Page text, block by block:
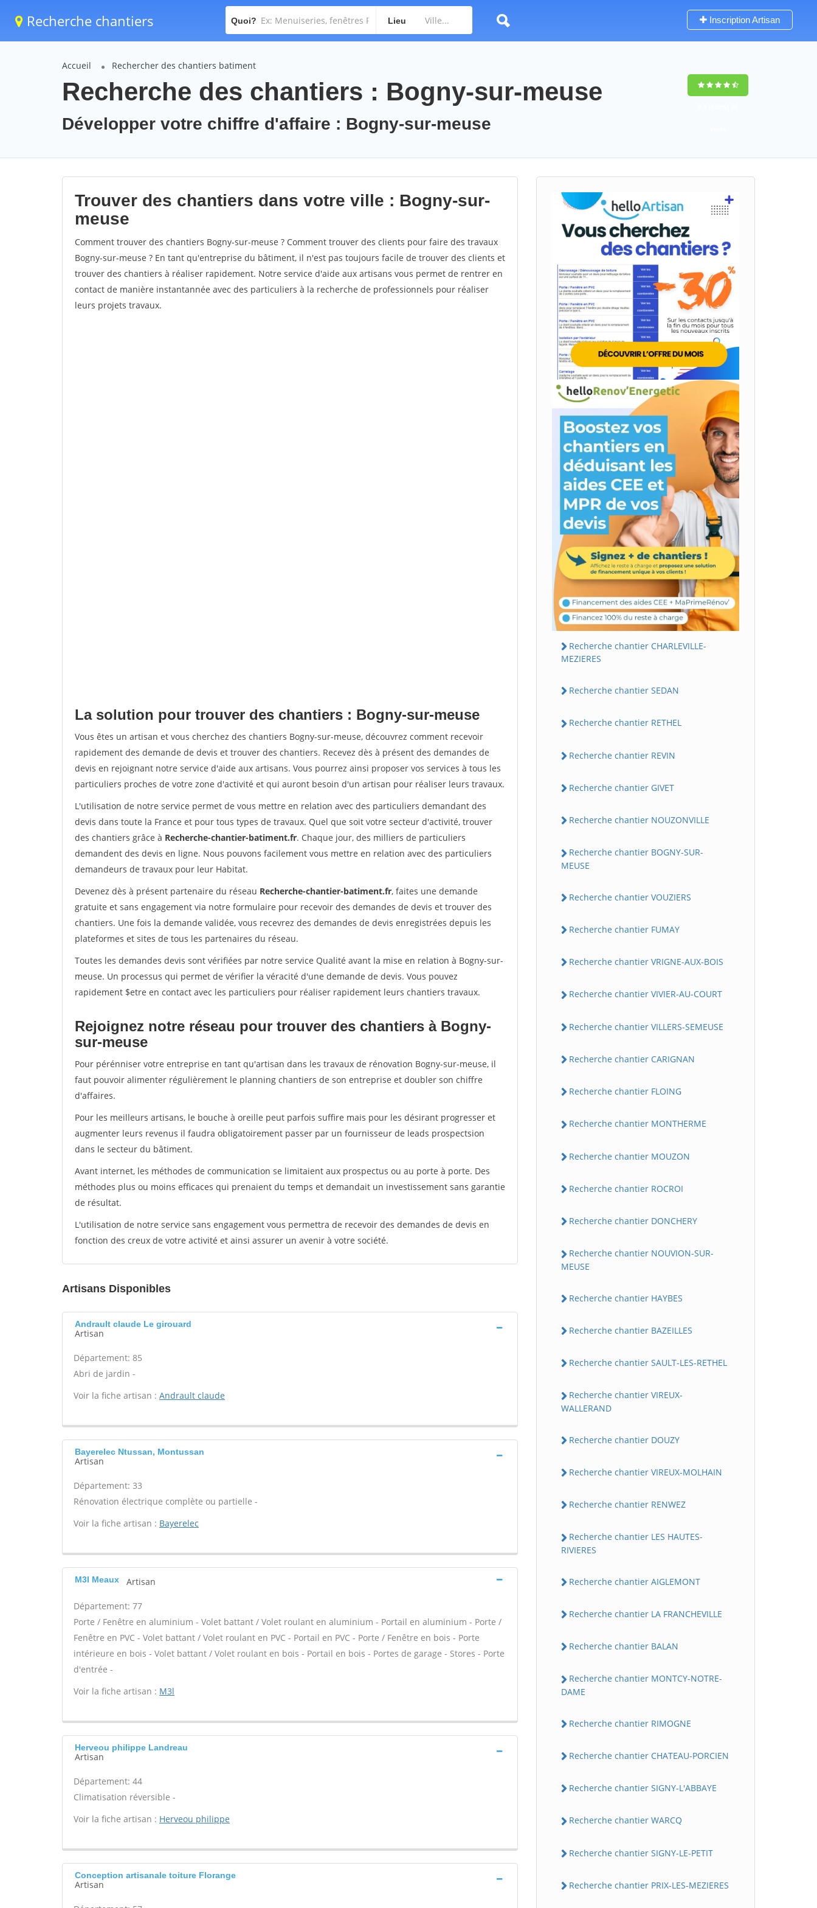
Recherche chantiers Quoi? Lieu Inscription Artisan
Accueil Rechercher des chantiers batiment
Recherche des chantiers : Bogny-sur-meuse
Développer votre chiffre d'affaire : Bogny-sur-meuse
Trouver des chantiers dans votre ville : Bogny-sur-
meuse
Comment trouver des chantiers Bogny-sur-meuse ? Comment trouver des clients pour faire des travaux
Bogny-sur-meuse ? En tant qu'entreprise du bâtiment, il n'est pas toujours facile de trouver des clients et
trouver des chantiers à réaliser rapidement. Notre service d'aide aux artisans vous permet de rentrer en
contact de manière instantannée avec des particuliers à la recherche de professionnels pour réaliser
leurs projets travaux.
La solution pour trouver des chantiers : Bogny-sur-meuse
Vous êtes un artisan et vous cherchez des chantiers Bogny-sur-meuse, découvrez comment recevoir
rapidement des demande de devis et trouver des chantiers. Recevez dès à présent des demandes de
devis en rejoignant notre service d'aide aux artisans. Vous pourrez ainsi proposer vos services à tous les
particuliers proches de votre zone d'activité et qui auront besoin d'un artisan pour réaliser leurs travaux.
L'utilisation de notre service permet de vous mettre en relation avec des particuliers demandant des
devis dans toute la France et pour tous types de travaux. Quel que soit votre secteur d'activité, trouver
des chantiers grâce à Recherche-chantier-batiment.fr. Chaque jour, des milliers de particuliers
demandent des devis en ligne. Nous pouvons facilement vous mettre en relation avec des particuliers
demandeurs de travaux pour leur Habitat.
Devenez dès à présent partenaire du réseau Recherche-chantier-batiment.fr, faites une demande
gratuite et sans engagement via notre formulaire pour recevoir des demandes de devis et trouver des
chantiers. Une fois la demande validée, vous recevrez des demandes de devis enregistrées depuis les
plateformes et sites de tous les partenaires du réseau.
Toutes les demandes devis sont vérifiées par notre service Qualité avant la mise en relation à Bogny-sur-
meuse. Un processus qui permet de vérifier la véracité d'une demande de devis. Vous pouvez
rapidement $etre en contact avec les particuliers pour réaliser rapidement leurs chantiers travaux.
Rejoignez notre réseau pour trouver des chantiers à Bogny-
sur-meuse
Pour pérénniser votre entreprise en tant qu'artisan dans les travaux de rénovation Bogny-sur-meuse, il
faut pouvoir alimenter régulièrement le planning chantiers de son entreprise et doubler son chiffre
d'affaires.
Pour les meilleurs artisans, le bouche à oreille peut parfois suffire mais pour les désirant progresser et
augmenter leurs revenus il faudra obligatoirement passer par un fournisseur de leads prospectsion
dans le secteur du bâtiment.
Avant internet, les méthodes de communication se limitaient aux prospectus ou au porte à porte. Des
méthodes plus ou moins efficaces qui prenaient du temps et demandait un investissement sans garantie
de résultat.
L'utilisation de notre service sans engagement vous permettra de recevoir des demandes de devis en
fonction des creux de votre activité et ainsi assurer un avenir à votre société.
Artisans Disponibles
Andrault claude Le girouard
Artisan
Département: 85
Abri de jardin -
Voir la fiche artisan : Andrault claude
Bayerelec Ntussan, Montussan
Artisan
Département: 33
Rénovation électrique complète ou partielle -
Voir la fiche artisan : Bayerelec
M3l Meaux Artisan
Département: 77
Porte / Fenêtre en aluminium - Volet battant / Volet roulant en aluminium - Portail en aluminium - Porte /
Fenêtre en PVC - Volet battant / Volet roulant en PVC - Portail en PVC - Porte / Fenêtre en bois - Porte
intérieure en bois - Volet battant / Volet roulant en bois - Portail en bois - Portes de garage - Stores - Porte
d'entrée -
Voir la fiche artisan : M3l
Herveou philippe Landreau
Artisan
Département: 44
Climatisation réversible -
Voir la fiche artisan : Herveou philippe
Conception artisanale toiture Florange
Artisan
Recherche chantier CHARLEVILLE-
MEZIERES
Recherche chantier SEDAN
Recherche chantier RETHEL
Recherche chantier REVIN
Recherche chantier GIVET
Recherche chantier NOUZONVILLE
Recherche chantier BOGNY-SUR-
MEUSE
Recherche chantier VOUZIERS
Recherche chantier FUMAY
Recherche chantier VRIGNE-AUX-BOIS
Recherche chantier VIVIER-AU-COURT
Recherche chantier VILLERS-SEMEUSE
Recherche chantier CARIGNAN
Recherche chantier FLOING
Recherche chantier MONTHERME
Recherche chantier MOUZON
Recherche chantier ROCROI
Recherche chantier DONCHERY
Recherche chantier NOUVION-SUR-
MEUSE
Recherche chantier HAYBES
Recherche chantier BAZEILLES
Recherche chantier SAULT-LES-RETHEL
Recherche chantier VIREUX-
WALLERAND
Recherche chantier DOUZY
Recherche chantier VIREUX-MOLHAIN
Recherche chantier RENWEZ
Recherche chantier LES HAUTES-
RIVIERES
Recherche chantier AIGLEMONT
Recherche chantier LA FRANCHEVILLE
Recherche chantier BALAN
Recherche chantier MONTCY-NOTRE-
DAME
Recherche chantier RIMOGNE
Recherche chantier CHATEAU-PORCIEN
Recherche chantier SIGNY-L'ABBAYE
Recherche chantier WARCQ
Recherche chantier SIGNY-LE-PETIT
Recherche chantier PRIX-LES-MEZIERES